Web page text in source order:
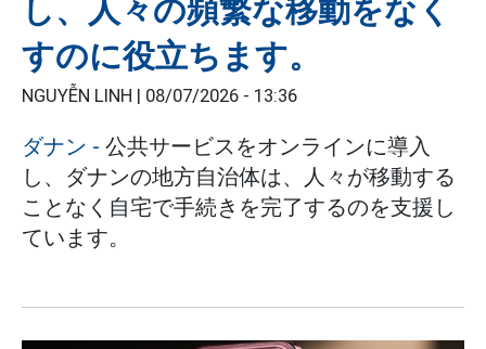
し、人々の頻繁な移動をなく
すのに役立ちます。
NGUYỄN LINH | 08/07/2026 - 13:36
ダナン - 公共サービスをオンラインに導入
し、ダナンの地方自治体は、人々が移動する
ことなく自宅で手続きを完了するのを支援し
ています。